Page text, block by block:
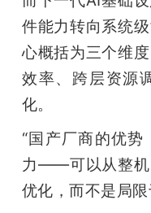
件能力转向系统
心概括为三个维
效率、跨层资源
化。
“国产厂商的优
力——可以从整机
优化，而不是局